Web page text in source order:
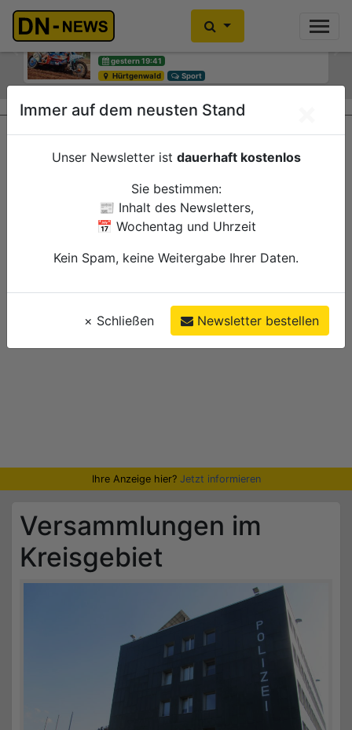
Motocross-WM: Keine großen
Sprünge in Litauen
gestern 19:41
Hürtgenwald
Sport
Smarte Baumbewässerung: Neues
Pilotprojekt lädt Bürgerinnen und
Bürger zum Mitmachen ein
gestern 12:15
Previous
Ihre Anzeige hier? Jetzt informieren
Versammlungen im
Kreisgebiet
Immer auf dem neusten Stand
Unser Newsletter ist dauerhaft kostenlos
Sie bestimmen:
📰 Inhalt des Newsletters,
📅 Wochentag und Uhrzeit
Kein Spam, keine Weitergabe Ihrer Daten.
× Schließen Newsletter bestellen